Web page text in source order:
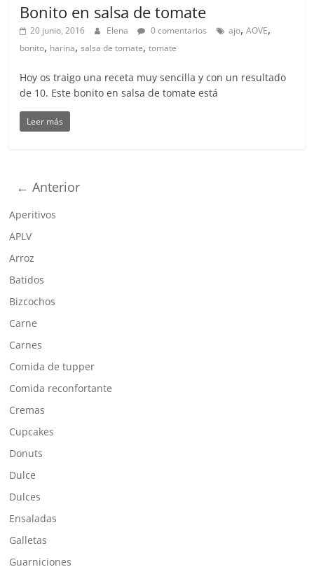
Bonito en salsa de tomate
20 junio, 2016 Elena 0 comentarios ajo,AOVE,
bonito, harina,salsa de tomate,tomate
Hoy os traigo una receta muy sencilla y con un resultado
de 10. Este bonito en salsa de tomate está
Leer más
← Anterior
Aperitivos
APLV
Arroz
Batidos
Bizcochos
Carne
Carnes
Comida de tupper
Comida reconfortante
Cremas
Cupcakes
Donuts
Dulce
Dulces
Ensaladas
Galletas
Guarniciones